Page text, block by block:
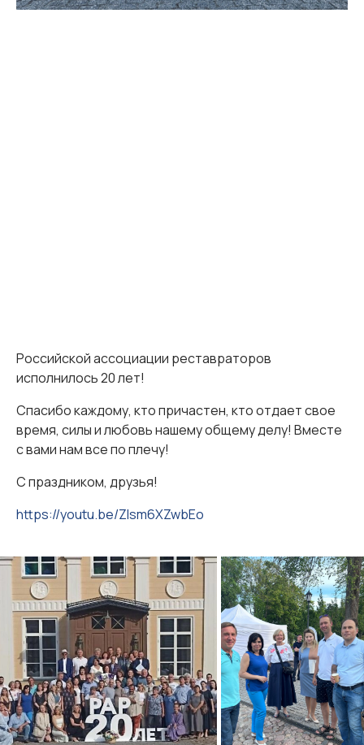
Российской ассоциации реставраторов
исполнилось 20 лет!
Спасибо каждому, кто причастен, кто отдает свое
время, силы и любовь нашему общему делу! Вместе
с вами нам все по плечу!
С праздником, друзья!
https://youtu.be/ZIsm6XZwbEo